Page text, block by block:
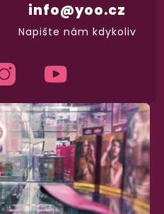
dne
peněz
vrácení zboží
info@yoo.cz
Napište nám kdykoliv